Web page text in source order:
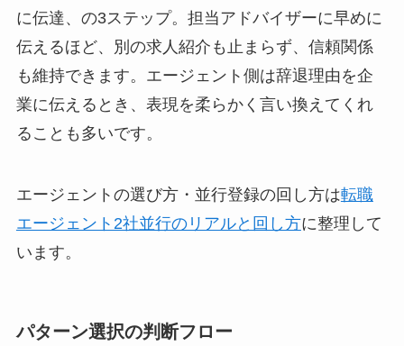
に伝達、の3ステップ。担当アドバイザーに早めに
伝えるほど、別の求人紹介も止まらず、信頼関係
も維持できます。エージェント側は辞退理由を企
業に伝えるとき、表現を柔らかく言い換えてくれ
ることも多いです。
エージェントの選び方・並行登録の回し方は転職
エージェント2社並行のリアルと回し方に整理して
います。
パターン選択の判断フロー